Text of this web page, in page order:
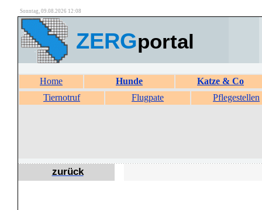
Sonntag, 09.08.2026 12:08
ZERGportal
Home Hunde
Katze & Co
Tiernotruf
Flugpate Pflegestellen
zurück